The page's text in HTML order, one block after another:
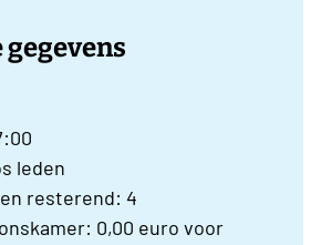
leden
resterend: 4
0,00 euro voor